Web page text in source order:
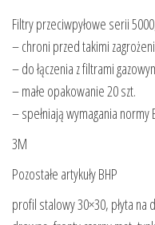
Filtry przeciwpyłowe serii
– chroni przed takimi
– do łączenia z filtrami
– małe opakowanie 20 szt.
– spełniają wymagania normy
3M
Pozostałe artykuły BHP
profil stalowy 30×30, płyta na